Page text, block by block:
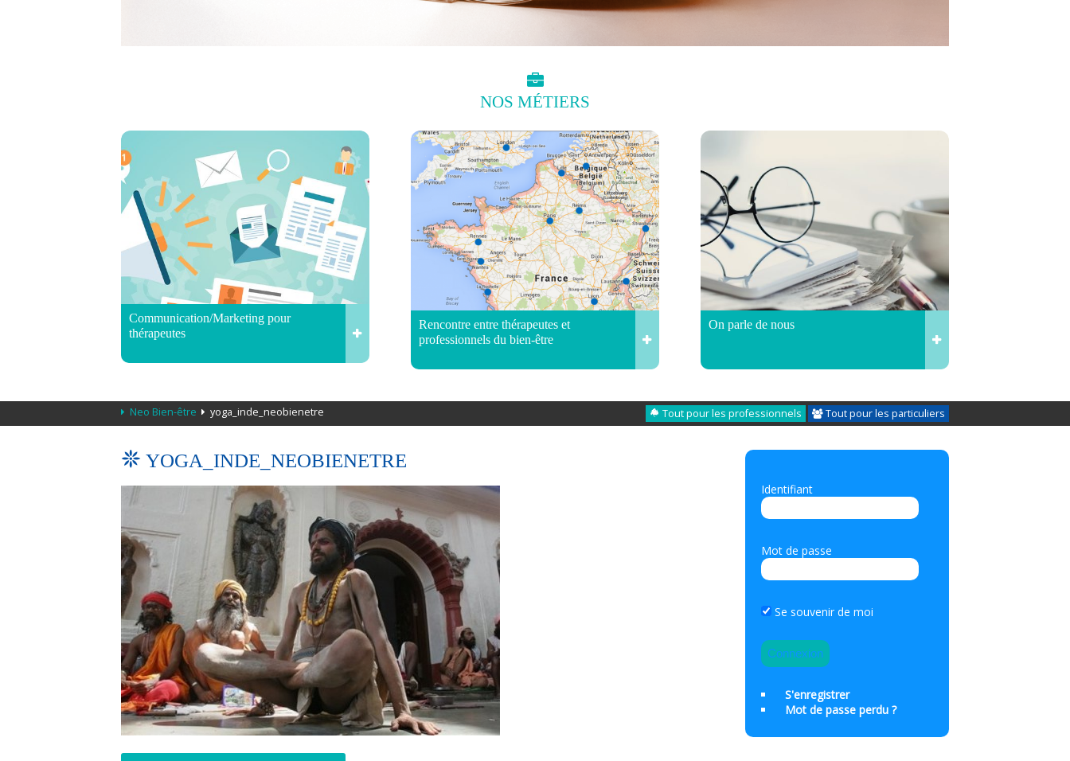
NOS MÉTIERS
Communication/Marketing pour
thérapeutes
Rencontre entre thérapeutes et
professionnels du bien-être
On parle de nous
Neo Bien-être yoga_inde_neobienetre Tout pour les professionnels Tout pour les particuliers
YOGA_INDE_NEOBIENETRE
Identifiant
Mot de passe
Se souvenir de moi
S'enregistrer
Mot de passe perdu ?